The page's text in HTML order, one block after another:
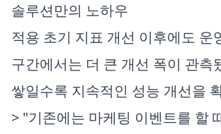
솔루션만의 노하우
적용 초기 지표 개선 이후에도 운
구간에서는 더 큰 개선 폭이 관측
쌓일수록 지속적인 성능 개선을
> "기존에는 마케팅 이벤트를 할